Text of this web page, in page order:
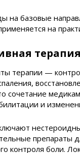
на базовые
на
терапия
терапии —
сочетание
и
препараты
контроля боли.